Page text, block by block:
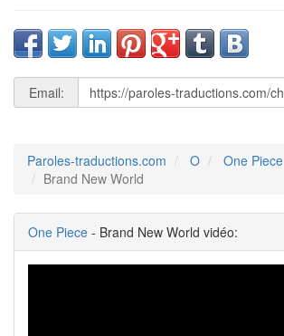
Email:
Paroles-traductions.com O
One Piece
Brand New World
One Piece - Brand New World vidéo: